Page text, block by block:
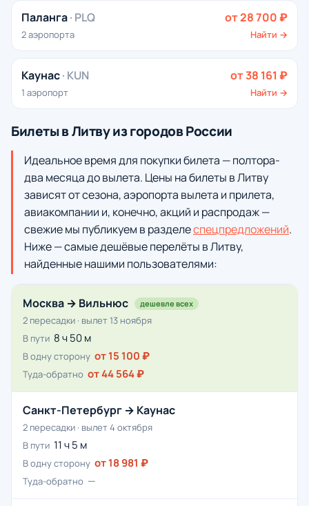
Паланга· PLQ
2 аэропорта
от 28 700 ₽
Найти →
Каунас· KUN
1 аэропорт
от 38 161 ₽
Найти →
Билеты в Литву из городов России
Идеальное время для покупки билета — полтора-
два месяца до вылета. Цены на билеты в Литву
зависят от сезона, аэропорта вылета и прилета,
авиакомпании и, конечно, акций и распродаж —
свежие мы публикуем в разделеспецпредложений.
Ниже — самые дешёвые перелёты в Литву,
найденные нашими пользователями:
Москва → Вильнюс дешевле всех
2 пересадки · вылет 13 ноября
В пути 8 ч 50 м
В одну сторону от 15 100 ₽
Туда-обратно от 44 564 ₽
Санкт-Петербург → Каунас
2 пересадки · вылет 4 октября
В пути 11 ч 5 м
В одну сторону от 18 981 ₽
Туда-обратно —